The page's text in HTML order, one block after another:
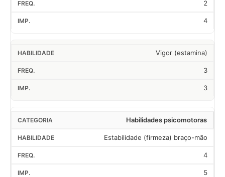
2
4
Vigor (estamina)
3
3
Habilidades psicomotoras
Estabilidade (firmeza) braço-mão
4
5